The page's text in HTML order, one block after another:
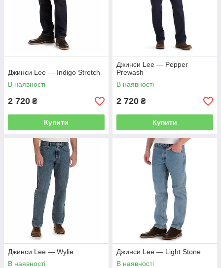
Джинси Lee — Indigo Stretch
В наявності
2 720 ₴
Купити
Джинси Lee — Pepper
Prewash
В наявності
2 720 ₴
Купити
Джинси Lee — Wylie
В наявності
Джинси Lee — Light Stone
В наявності